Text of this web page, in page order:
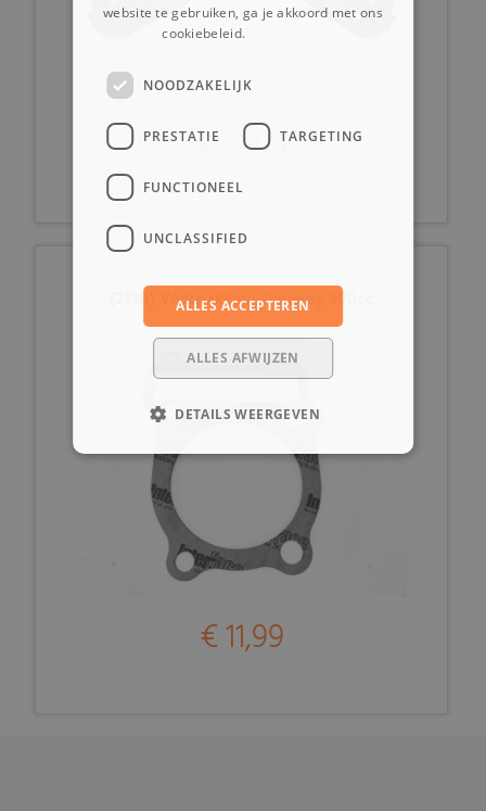
€ 19,99
(2J3b) Voetpakking shineray 300cc
€ 11,99
website te gebruiken, ga je akkoord met ons
cookiebeleid.
NOODZAKELIJK
PRESTATIE TARGETING
FUNCTIONEEL
UNCLASSIFIED
ALLES ACCEPTEREN
ALLES AFWIJZEN
DETAILS WEERGEVEN